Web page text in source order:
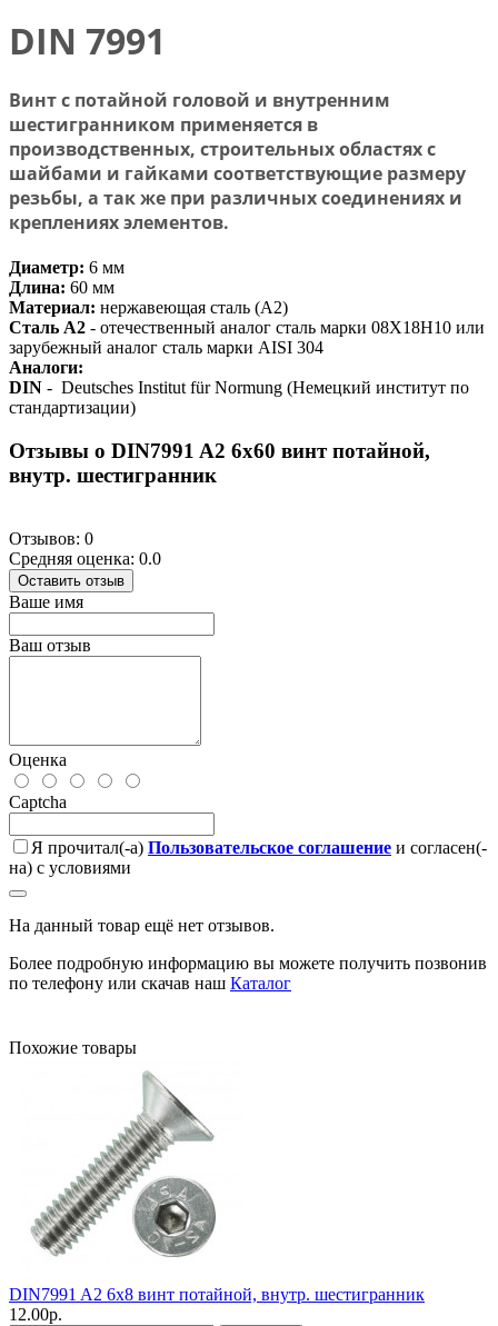
DIN 7991
Винт с потайной головой и внутренним
шестигранником применяется в
производственных, строительных областях с
шайбами и гайками соответствующие размеру
резьбы, а так же при различных соединениях и
креплениях элементов.
Диаметр: 6 мм
Длина: 60 мм
Материал: нержавеющая сталь (А2)
Сталь А2 - отечественный аналог сталь марки 08Х18Н10 или
зарубежный аналог сталь марки AISI 304
Аналоги:
DIN - Deutsches Institut für Normung (Немецкий институт по
стандартизации)
Отзывы о DIN7991 A2 6х60 винт потайной,
внутр. шестигранник
Отзывов: 0
Средняя оценка: 0.0
Оставить отзыв
Ваше имя
Ваш отзыв
Оценка
Captcha
Я прочитал(-а) Пользовательское соглашение и согласен(-
на) с условиями
На данный товар ещё нет отзывов.
Более подробную информацию вы можете получить позвонив
по телефону или скачав наш Каталог
Похожие товары
DIN7991 A2 6х8 винт потайной, внутр. шестигранник
12.00р.